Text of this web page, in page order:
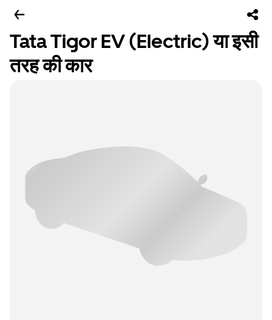
Tata Tigor EV (Electric) या इसी
तरह की कार